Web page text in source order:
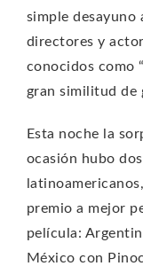
simple
directores y
conocidos como
gran similitud de
Esta noche la
ocasión hubo
premio a mejor
película:
México con